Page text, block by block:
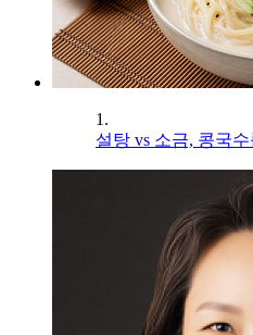
1.
설탕 vs 소금, 콩국